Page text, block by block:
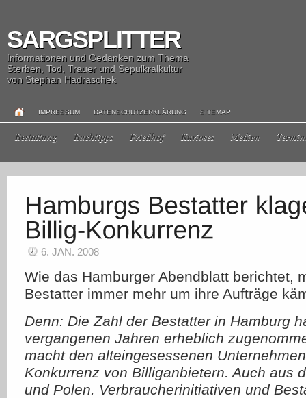
SARGSPLITTER
Informationen und Gedanken zum Thema
Sterben, Tod, Trauer und Sepulkralkultur
von Stephan Hadraschek
IMPRESSUM DATENSCHUTZERKLÄRUNG SITEMAP
Bestattung Buchtipps Friedhof Kurioses Medien
6. JAN. 2008
Wie das Hamburger Abendblatt berichtet,
Bestatter immer mehr um ihre Aufträge
Denn: Die Zahl der Bestatter in Hamburg
vergangenen Jahren erheblich
macht den alteingesessenen
Konkurrenz von Billiganbietern. Auch aus
und Polen. Verbraucherinitiativen und